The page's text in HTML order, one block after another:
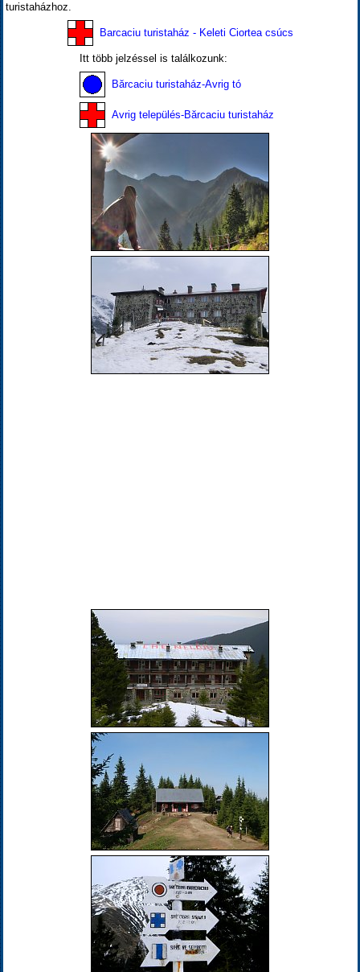
turistaházhoz.
Barcaciu turistaház - Keleti Ciortea csúcs
Itt több jelzéssel is találkozunk:
Bărcaciu turistaház-Avrig tó
Avrig település-Bărcaciu turistaház